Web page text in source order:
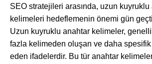
SEO stratejileri arasında, uzun kuyruklu
kelimeleri hedeflemenin önemi gün
Uzun kuyruklu anahtar kelimeler,
fazla kelimeden oluşan ve daha spesifik
eden ifadelerdir. Bu tür anahtar